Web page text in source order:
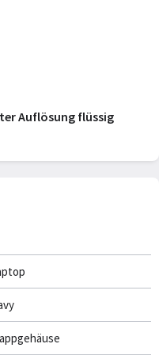
Auflösung flüssig